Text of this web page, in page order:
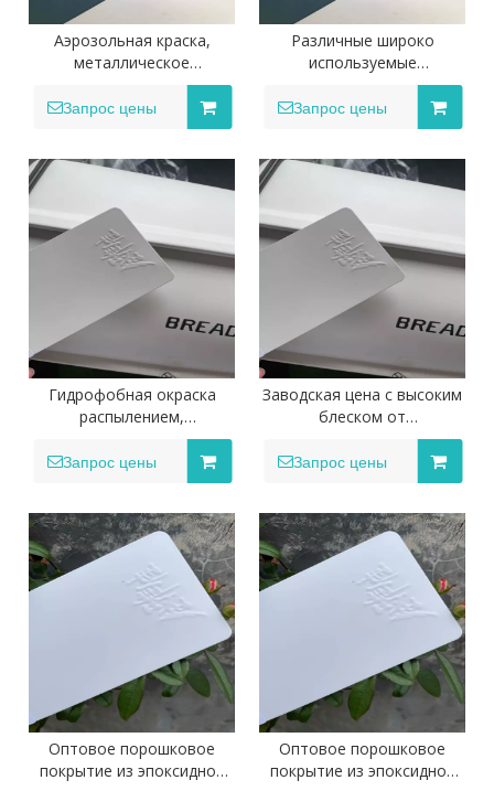
Аэрозольная краска,
металлическое
порошковое покрытие,
порошковое покрытие для
металла, стали, алюминия
Запрос цены
Различные широко
используемые
распылительные краски
для производства ручных
порошковых покрытий
Запрос цены
Гидрофобная окраска
распылением,
электростатическое
порошковое покрытие,
внутреннее покрытие
серый, серый, глянцевый
Ral7012.
Запрос цены
Заводская цена с высоким
блеском от
производителя
порошковых покрытий
Аэрозольная краска для
общей промышленности
Запрос цены
Оптовое порошковое
покрытие из эпоксидной
Оптовое порошковое
покрытие из эпоксидной